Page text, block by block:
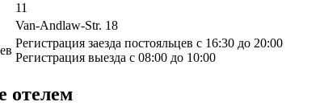
11
Van-Andlaw-Str. 18
Регистрация заезда постояльцев с 16:30 до 20:00
Регистрация выезда с 08:00 до 10:00
отелем